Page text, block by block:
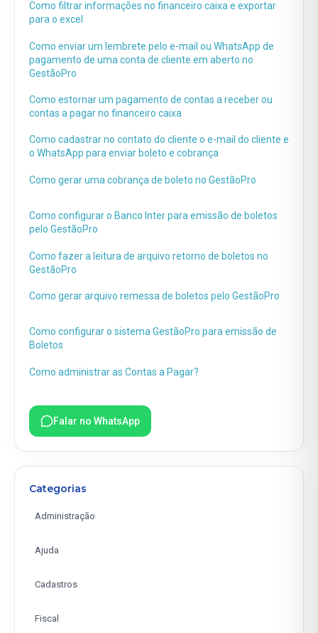
Categorias
Administração
Ajuda
Cadastros
Fiscal
Como filtrar informações no financeiro caixa e exportar
para o excel
Como enviar um lembrete pelo e-mail ou WhatsApp de
pagamento de uma conta de cliente em aberto no
GestãoPro
Como estornar um pagamento de contas a receber ou
contas a pagar no financeiro caixa
Como cadastrar no contato do cliente o e-mail do cliente e
o WhatsApp para enviar boleto e cobrança
Como gerar uma cobrança de boleto no GestãoPro
Como configurar o Banco Inter para emissão de boletos
pelo GestãoPro
Como fazer a leitura de arquivo retorno de boletos no
GestãoPro
Como gerar arquivo remessa de boletos pelo GestãoPro
Como configurar o sistema GestãoPro para emissão de
Boletos
Como administrar as Contas a Pagar?
Falar no WhatsApp